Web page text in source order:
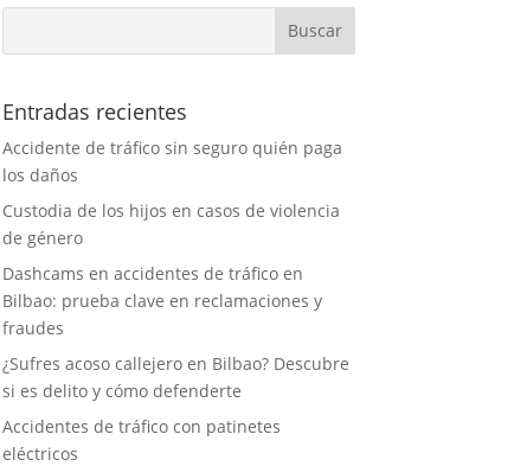
Entradas recientes
Accidente de tráfico sin seguro quién paga
los daños
Custodia de los hijos en casos de violencia
de género
Dashcams en accidentes de tráfico en
Bilbao: prueba clave en reclamaciones y
fraudes
¿Sufres acoso callejero en Bilbao? Descubre
si es delito y cómo defenderte
Accidentes de tráfico con patinetes
eléctricos